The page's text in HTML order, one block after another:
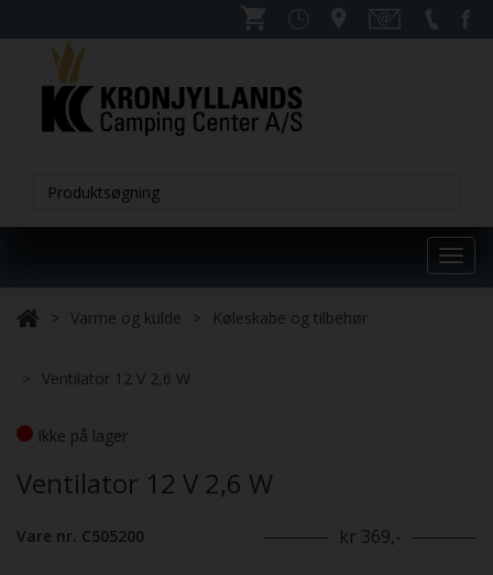
Varme og kulde Køleskabe og tilbehør
Ventilator 12 V 2,6 W
Ikke på lager
Ventilator 12 V 2,6 W
Vare nr. C505200 kr 369,-